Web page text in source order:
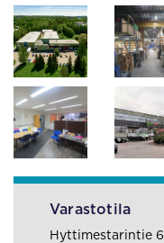
Varastotila
Hyttimestarintie 6